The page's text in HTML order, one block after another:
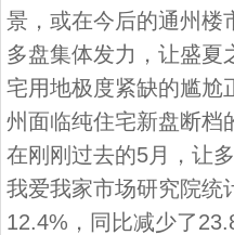
景，或在今后的通州楼
多盘集体发力，让盛夏
宅用地极度紧缺的尴尬
州面临纯住宅新盘断档
在刚刚过去的5月，让
我爱我家市场研究院统
12.4%，同比减少了